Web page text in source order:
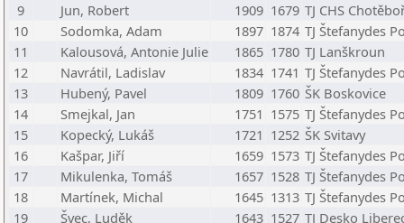
9
Jun, Robert 1909 1679 TJ CHS
10
Sodomka, Adam 1897 1874 TJ Štefanydes
11
Kalousová, Antonie Julie 1865 1780 TJ Lanškroun
12
Navrátil, Ladislav 1834 1741 TJ Štefanydes
13
Hubený, Pavel 1809 1760 ŠK Boskovice
14
Smejkal, Jan 1751 1575 TJ Štefanydes
15
Kopecký, Lukáš 1721 1252 ŠK Svitavy
16
Kašpar, Jiří 1659 1573 TJ Štefanydes
17
Mikulenka, Tomáš 1657 1528 TJ Štefanydes
18
Martínek, Michal 1645 1313 TJ Štefanydes
19
Švec, Luděk 1643 1527 TJ Desko